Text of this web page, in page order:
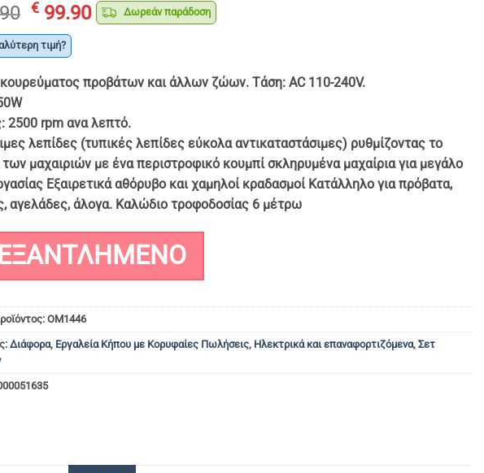
Original
price
was:
€ 99.90Η
τρέχουσα
€ 99.90.
Δωρεάν παράδοση
τιμή?
προβάτων και άλλων ζώων. Τάση: AC 110-240V.
2500 rpm ανα λεπτό.
λεπίδες (τυπικές λεπίδες εύκολα αντικαταστάσιμες) ρυθμίζοντας το
μαχαιριών με ένα περιστροφικό κουμπί σκληρυμένα μαχαίρια για μεγάλο
Εξαιρετικά αθόρυβο και χαμηλοί κραδασμοί Κατάλληλο για πρόβατα,
αγελάδες, άλογα. Καλώδιο τροφοδοσίας 6 μέτρω
OM1446
Διάφορα, Εργαλεία Κήπου με Κορυφαίες Πωλήσεις, Ηλεκτρικά και επαναφορτιζόμενα, Σετ